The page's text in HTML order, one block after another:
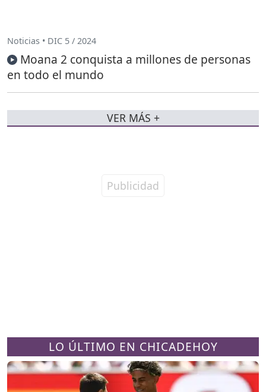
LO ÚLTIMO EN CHICADEHOY
Noticias • DIC 5 / 2024
Moana 2 conquista a millones de personas
en todo el mundo
VER MÁS +